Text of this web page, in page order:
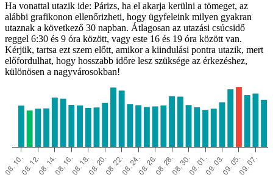
Ha vonattal utazik ide: Párizs, ha el akarja kerülni a tömeget, az
alábbi grafikonon ellenőrizheti, hogy ügyfeleink milyen gyakran
utaznak a következő 30 napban. Átlagosan az utazási csúcsidő
reggel 6:30 és 9 óra között, vagy este 16 és 19 óra között van.
Kérjük, tartsa ezt szem előtt, amikor a kiindulási pontra utazik, mert
előfordulhat, hogy hosszabb időre lesz szüksége az érkezéshez,
különösen a nagyvárosokban!